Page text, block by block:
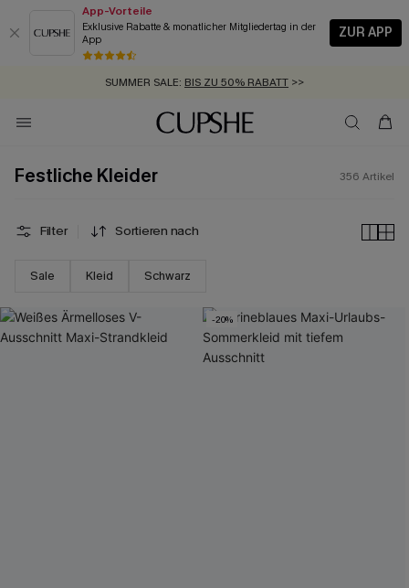
App-Vorteile
Exklusive Rabatte & monatlicher Mitgliedertag in der
App
ZUR APP
GRATIS MASSBAND MIT JEDEM SCHNELLVERSAND-ARTIKEL >>
SUMMER SALE:
ZUM NEWSLETTER:BIS ZU -20% EXTRA ERHALTEN
KOSTENLOSER VERSAND AB 89 €
Festliche Kleider 356 Artikel
Filter Sortieren nach
Sale Kleid Schwarz
-20%